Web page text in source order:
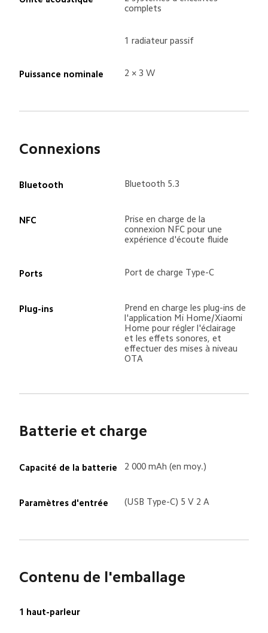
complets
1 radiateur passif
Puissance nominale 2 × 3 W
Connexions
Bluetooth Bluetooth 5.3
NFC
Prise en charge de la
connexion NFC pour une
expérience d'écoute fluide
Ports Port de charge Type-C
Plug-ins
Prend en charge les plug-ins de
l'application Mi Home/Xiaomi
Home pour régler l'éclairage
et les effets sonores, et
effectuer des mises à niveau
OTA
Batterie et charge
Capacité de la batterie 2 000 mAh (en moy.)
Paramètres d'entrée (USB Type-C) 5 V 2 A
Contenu de l'emballage
1 haut-parleur